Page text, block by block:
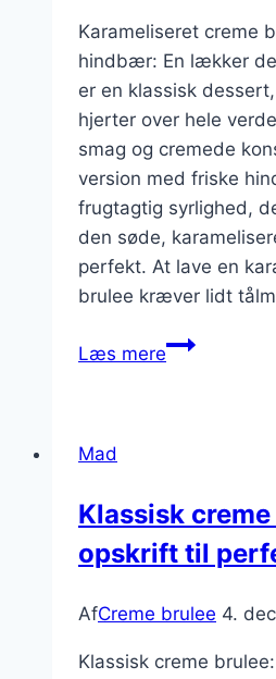
Karameliseret creme
hindbær: En lækker
er en klassisk
hjerter over hele
smag og cremede
version med friske
frugtagtig syrlighed,
den søde,
perfekt. At lave en
brulee kræver lidt
Læs mereKarameliseret
Mad
Klassisk
opskrift til
AfCreme brulee 4.
Klassisk creme